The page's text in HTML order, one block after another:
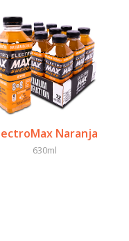
Naranja
630ml